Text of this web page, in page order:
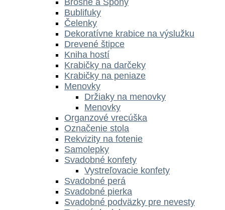
Bublifuky
Čelenky
Dekoratívne krabice na výslužku
Drevené štipce
Kniha hostí
Krabičky na darčeky
Krabičky na peniaze
Menovky
Držiaky na menovky
Menovky
Organzové vrecúška
Označenie stola
Rekvizity na fotenie
Samolepky
Svadobné konfety
Vystreľovacie konfety
Svadobné perá
Svadobné pierka
Svadobné podväzky pre nevesty